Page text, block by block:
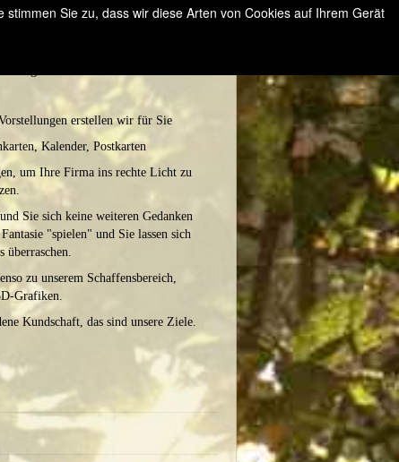
erstellen wir für Sie
Kalender, Postkarten
um Ihre Firma ins rechte Licht zu
Sie sich keine weiteren Gedanken
"spielen" und Sie lassen sich
überraschen.
zu unserem Schaffensbereich,
Grafiken.
Kundschaft, das sind unsere Ziele.
Sie zu, dass wir diese Arten von Cookies auf Ihrem Gerät